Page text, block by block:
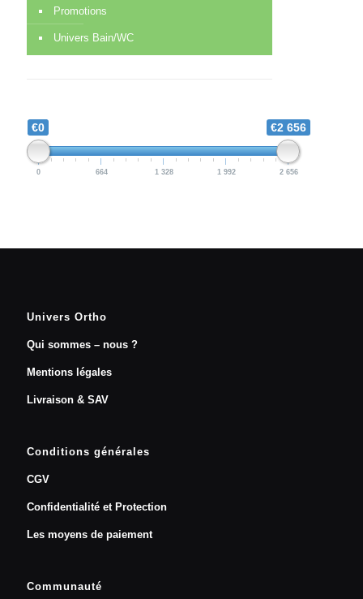
Promotions
Univers Bain/WC
€0 €2 656
0 664 1 328 1 992 2 656
Univers Ortho
Qui sommes – nous ?
Mentions légales
Livraison & SAV
Conditions générales
CGV
Confidentialité et Protection
Les moyens de paiement
Communauté